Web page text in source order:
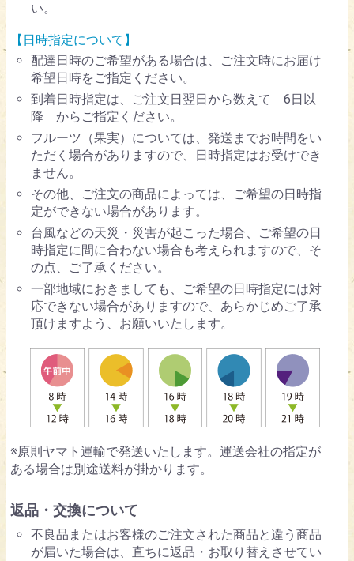
い。
【日時指定について】
配達日時のご希望がある場合は、ご注文時にお届け
希望日時をご指定ください。
到着日時指定は、ご注文日翌日から数えて 6日以
降 からご指定ください。
フルーツ（果実）については、発送までお時間をい
ただく場合がありますので、日時指定はお受けでき
ません。
その他、ご注文の商品によっては、ご希望の日時指
定ができない場合があります。
台風などの天災・災害が起こった場合、ご希望の日
時指定に間に合わない場合も考えられますので、そ
の点、ご了承ください。
一部地域におきましても、ご希望の日時指定には対
応できない場合がありますので、あらかじめご了承
頂けますよう、お願いいたします。
※原則ヤマト運輸で発送いたします。運送会社の指定が
ある場合は別途送料が掛かります。
返品・交換について
不良品またはお客様のご注文された商品と違う商品
が届いた場合は、直ちに返品・お取り替えさせてい